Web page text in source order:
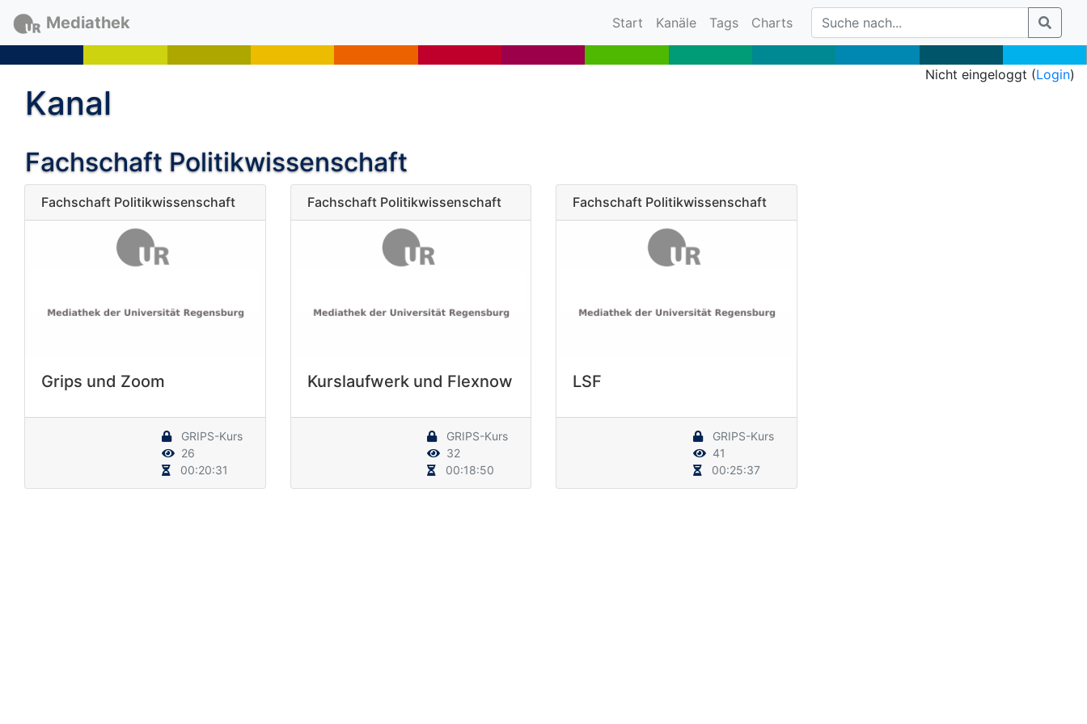
Mediathek Start (current)
Kanäle Tags Charts
Nicht eingeloggt (Login)
Kanal
Fachschaft Politikwissenschaft
Fachschaft Politikwissenschaft
Grips und Zoom
GRIPS-Kurs
26
00:20:31
Fachschaft Politikwissenschaft
Kurslaufwerk und Flexnow
GRIPS-Kurs
32
00:18:50
Fachschaft Politikwissenschaft
LSF
GRIPS-Kurs
41
00:25:37